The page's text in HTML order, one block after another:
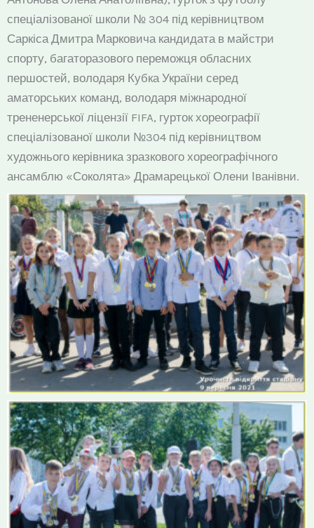
спеціалізованої школи № 304 під керівництвом
Саркіса Дмитра Марковича кандидата в майстри
спорту, багаторазового переможця обласних
першостей, володаря Кубка України серед
аматорських команд, володаря міжнародної
трененерської ліцензії FIFA, гурток хореографії
спеціалізованої школи №304 під керівництвом
художнього керівника зразкового хореографічного
ансамблю «Соколята» Драмарецької Олени Іванівни.